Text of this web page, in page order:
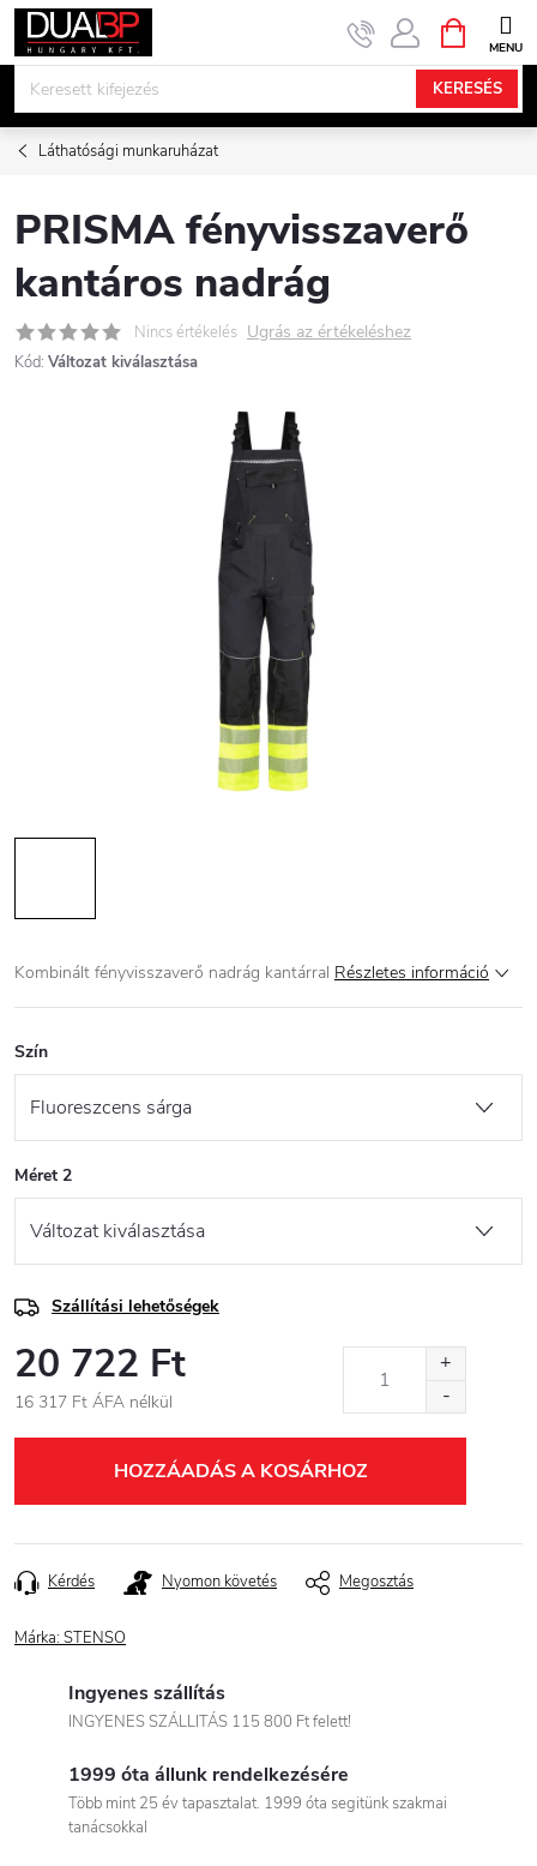
Ugrás
KERESÉS
KOSÁR
Láthatósági munkaruházat
PRISMA fényvisszaverő
kantáros nadrág
Nincs értékelés Ugrás az értékeléshez
Kód: Változat kiválasztása
Kombinált fényvisszaverő nadrág kantárral Részletes információ
Szín
Méret 2
Szállítási lehetőségek
20 722 Ft
16 317 Ft ÁFA nélkül
HOZZÁADÁS A KOSÁRHOZ
Kérdés Nyomon követés Megosztás
Márka: STENSO
Ingyenes szállítás
INGYENES SZÁLLITÁS 115 800 Ft felett!
1999 óta állunk rendelkezésére
Több mint 25 év tapasztalat. 1999 óta segitünk szakmai
tanácsokkal